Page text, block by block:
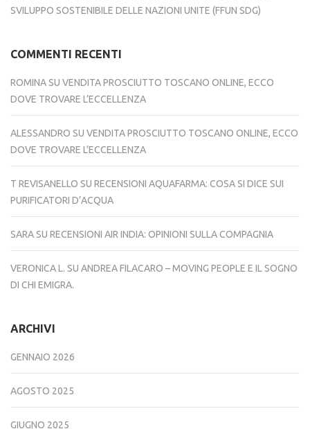
SVILUPPO SOSTENIBILE DELLE NAZIONI UNITE (FFUN SDG)
COMMENTI RECENTI
ROMINA SU VENDITA PROSCIUTTO TOSCANO ONLINE, ECCO
DOVE TROVARE L’ECCELLENZA
ALESSANDRO SU VENDITA PROSCIUTTO TOSCANO ONLINE, ECCO
DOVE TROVARE L’ECCELLENZA
T REVISANELLO SU RECENSIONI AQUAFARMA: COSA SI DICE SUI
PURIFICATORI D’ACQUA
SARA SU RECENSIONI AIR INDIA: OPINIONI SULLA COMPAGNIA
VERONICA L. SU ANDREA FILACARO – MOVING PEOPLE E IL SOGNO
DI CHI EMIGRA.
ARCHIVI
GENNAIO 2026
AGOSTO 2025
GIUGNO 2025